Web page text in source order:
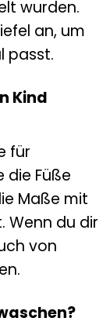
wurden.
an, um
passt.
Kind
für
die Füße
Maße mit
Wenn du dir
von